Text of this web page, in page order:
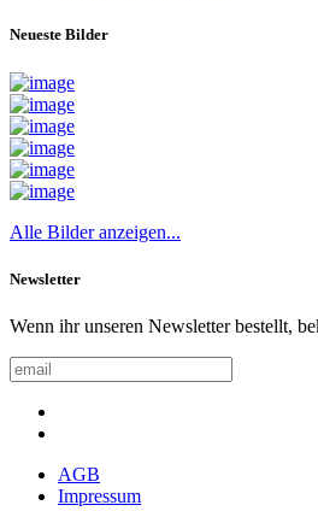
Neueste Bilder
Alle Bilder anzeigen...
Newsletter
Wenn ihr unseren Newsletter bestellt,
AGB
Impressum